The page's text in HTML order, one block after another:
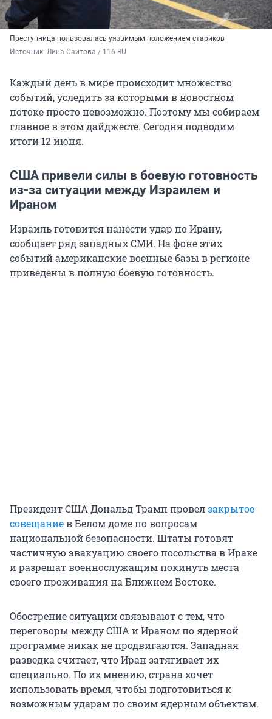
Преступница пользовалась уязвимым положением стариков
Источник: Лина Саитова / 116.RU
Каждый день в мире происходит множество
событий, уследить за которыми в новостном
потоке просто невозможно. Поэтому мы собираем
главное в этом дайджесте. Сегодня подводим
итоги 12 июня.
США привели силы в боевую готовность
из-за ситуации между Израилем и
Ираном
Израиль готовится нанести удар по Ирану,
сообщает ряд западных СМИ. На фоне этих
событий американские военные базы в регионе
приведены в полную боевую готовность.
Президент США Дональд Трамп провелзакрытое
совещаниев Белом доме по вопросам
национальной безопасности. Штаты готовят
частичную эвакуацию своего посольства в Ираке
и разрешат военнослужащим покинуть места
своего проживания на Ближнем Востоке.
Обострение ситуации связывают с тем, что
переговоры между США и Ираном по ядерной
программе никак не продвигаются. Западная
разведка считает, что Иран затягивает их
специально. По их мнению, страна хочет
использовать время, чтобы подготовиться к
возможным ударам по своим ядерным объектам.